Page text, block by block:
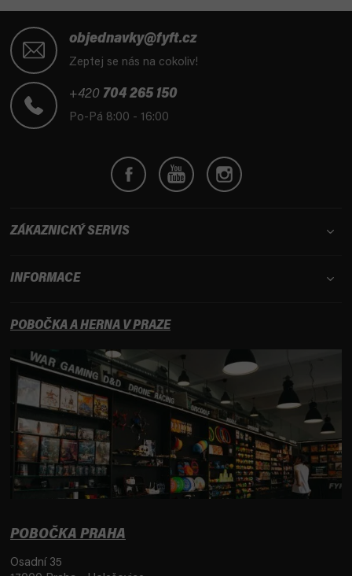
objednavky@fyft.cz
Zeptej se nás na cokoliv!
+420 704 265 150
Po-Pá 8:00 - 16:00
ZÁKAZNICKÝ SERVIS
INFORMACE
POBOČKA A HERNA V PRAZE
POBOČKA PRAHA
Osadní 35